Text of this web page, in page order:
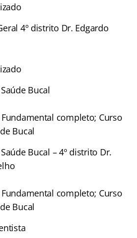
4º distrito Dr. Edgardo
Bucal
completo; Curso
Bucal
Bucal – 4º distrito Dr.
completo; Curso
Bucal